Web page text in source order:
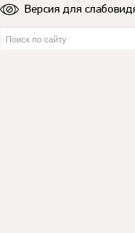
Версия для